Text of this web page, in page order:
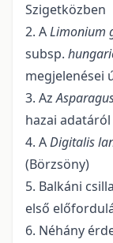
Szigetközben
2. ALimonium
subsp.
megjelenései
3. Az
hazai adatáról
4. ADigitalis
(Börzsöny)
5. Balkáni
első
6. Néhány